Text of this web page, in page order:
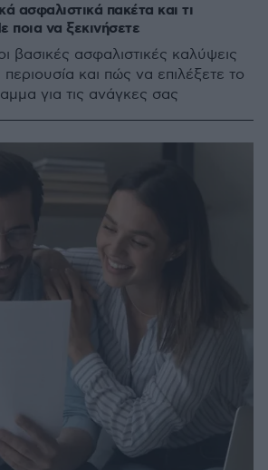
ασφαλιστικά πακέτα και τι
ποια να ξεκινήσετε
βασικές ασφαλιστικές καλύψεις
περιουσία και πώς να επιλέξετε το
για τις ανάγκες σας